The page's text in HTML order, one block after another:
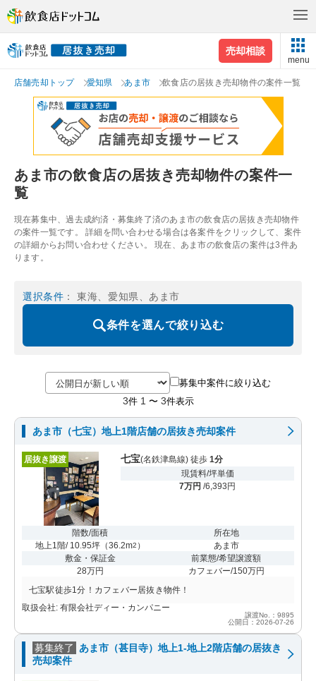
売却相談
menu
店舗売却トップ 愛知県 あま市 飲食店の居抜き売却物件の案件一覧
あま市の飲食店の居抜き売却物件の案件一
覧
現在募集中、過去成約済・募集終了済のあま市の飲食店の居抜き売却物件
の案件一覧です。 詳細を問い合わせる場合は各案件をクリックして、案件
の詳細からお問い合わせください。 現在、あま市の飲食店の案件は3件あ
ります。
選択条件 ： 東海、愛知県、あま市
条件を選んで絞り込む
募集中案件に絞り込む
3件 1 〜 3件表示
あま市（七宝）地上1階店舗の居抜き売却案件
居抜き譲渡 七宝(名鉄津島線) 徒歩 1分
現賃料/坪単価
7万円 /6,393円
階数/面積
地上1階/ 10.95坪（36.2m2 ）
所在地
あま市
敷金・保証金
28万円
前業態/希望譲渡額
カフェバー/150万円
七宝駅徒歩1分！カフェバー居抜き物件！
取扱会社: 有限会社ディー・カンパニー
譲渡No.：9895
公開日：2026-07-26
募集終了
あま市（甚目寺）地上1-地上2階店舗の居抜き
売却案件